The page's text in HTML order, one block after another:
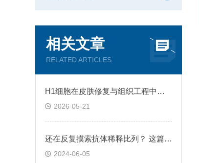
相关文章
RELATED ARTICLES
H1细胞在皮肤修复与组织工程中的应用前景
2026-05-21
还在反复摸索抗体稀释比列？ 这篇IHC秘籍快来收好！
2024-06-05